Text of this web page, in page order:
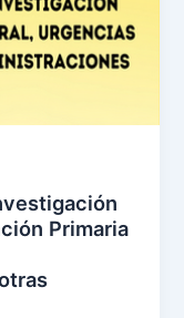
Primaria